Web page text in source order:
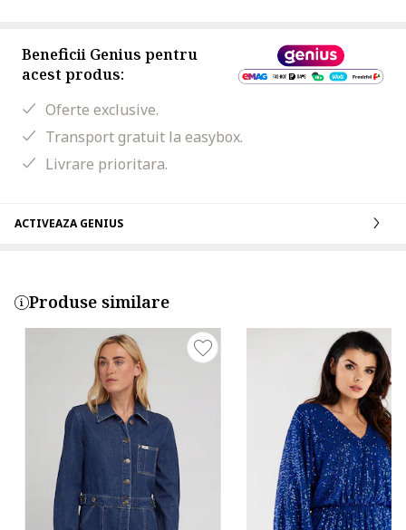
Beneficii Genius pentru
acest produs:
Oferte exclusive.
Transport gratuit la easybox.
Livrare prioritara.
ACTIVEAZA GENIUS
Produse similare